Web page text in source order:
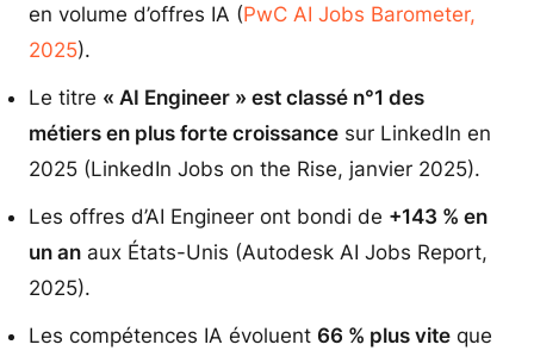
en volume d’offres IA (PwC AI Jobs Barometer,
2025).
Le titre « AI Engineer » est classé n°1 des
métiers en plus forte croissance sur LinkedIn en
2025 (LinkedIn Jobs on the Rise, janvier 2025).
Les offres d’AI Engineer ont bondi de +143 % en
un an aux États-Unis (Autodesk AI Jobs Report,
2025).
Les compétences IA évoluent 66 % plus vite que